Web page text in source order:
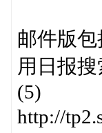
邮件版
用日报搜
(5)
http://